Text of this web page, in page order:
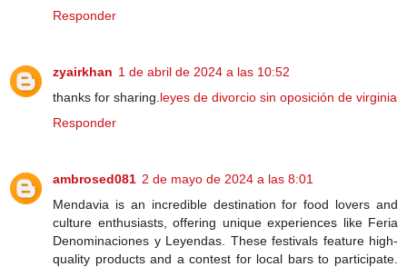
Responder
zyairkhan 1 de abril de 2024 a las 10:52
thanks for sharing. leyes de divorcio sin oposición de virginia
Responder
ambrosed081 2 de mayo de 2024 a las 8:01
Mendavia is an incredible destination for food lovers and
culture enthusiasts, offering unique experiences like Feria
Denominaciones y Leyendas. These festivals feature high-
quality products and a contest for local bars to participate.